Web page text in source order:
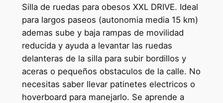
Silla de ruedas para obesos XXL DRIVE. Ideal
para largos paseos (autonomia media 15 km)
ademas sube y baja rampas de movilidad
reducida y ayuda a levantar las ruedas
delanteras de la silla para subir bordillos y
aceras o pequeños obstaculos de la calle. No
necesitas saber llevar patinetes electricos o
hoverboard para manejarlo. Se aprende a